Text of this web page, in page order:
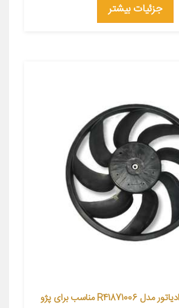
جزئیات بیشتر
پروانه موتور فن رادیاتور مدل R41871006 مناسب برای پژو